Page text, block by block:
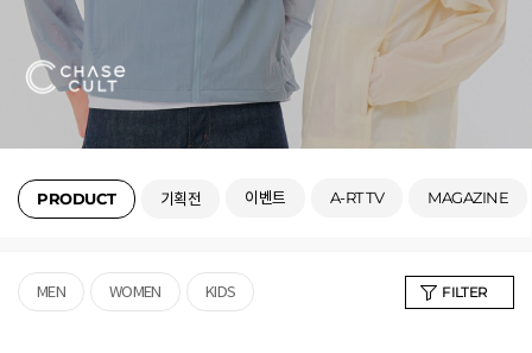
PRODUCT 기획전 이벤트 A-RT TV MAGAZINE
MEN WOMEN KIDS FILTER